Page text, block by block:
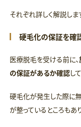
それぞれ詳しく解説しま
硬毛化の保証を確
医療脱毛を受ける前に、
の保証があるか確認し
硬毛化が発生した際に
が整っているところもあ